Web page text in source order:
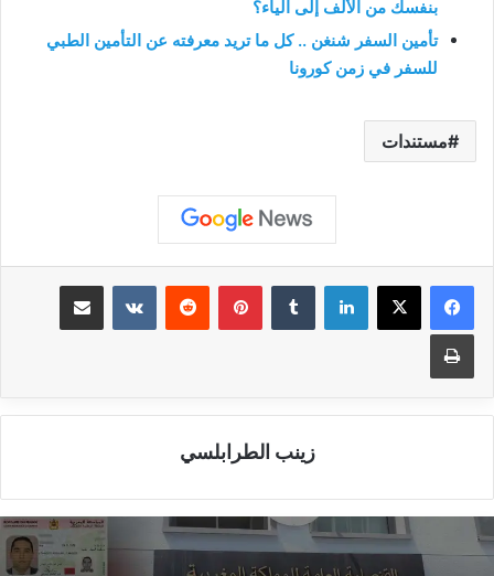
بنفسك من الألف إلى الياء؟
تأمين السفر شنغن .. كل ما تريد معرفته عن التأمين الطبي
للسفر في زمن كورونا
مستندات
لينكدإن بينتيريست مشاركة عبر البريد
طباعة
زينب الطرابلسي